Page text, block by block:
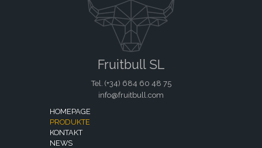
Fruitbull SL
Tel. (+34) 684 60 48 75
info@fruitbull.com
HOMEPAGE
PRODUKTE
KONTAKT
NEWS